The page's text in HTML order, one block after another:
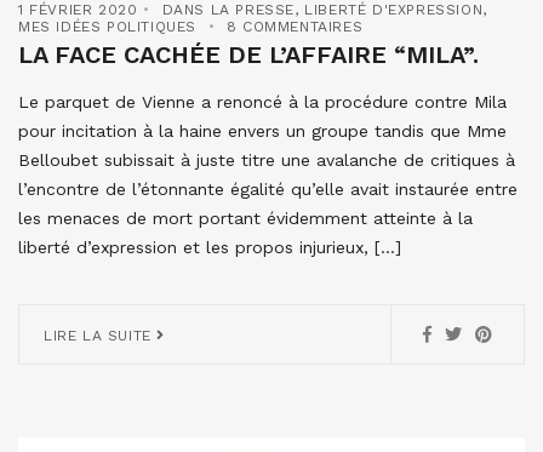
1 FÉVRIER 2020 DANS LA PRESSE, LIBERTÉ D'EXPRESSION,
MES IDÉES POLITIQUES
8 COMMENTAIRES
LA FACE CACHÉE DE L’AFFAIRE “MILA”.
Le parquet de Vienne a renoncé à la procédure contre Mila
pour incitation à la haine envers un groupe tandis que Mme
Belloubet subissait à juste titre une avalanche de critiques à
l’encontre de l’étonnante égalité qu’elle avait instaurée entre
les menaces de mort portant évidemment atteinte à la
liberté d’expression et les propos injurieux, […]
LIRE LA SUITE